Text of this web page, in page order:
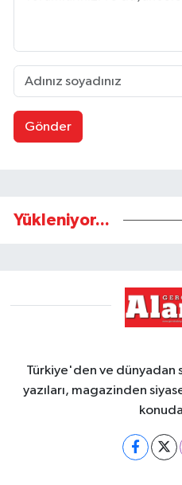
Gönder
Yükleniyor...
Türkiye'den ve dünyadan
yazıları, magazinden